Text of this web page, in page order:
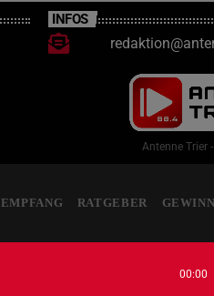
00:00
INFOS
Antenne Trier
EMPFANG RATGEBER